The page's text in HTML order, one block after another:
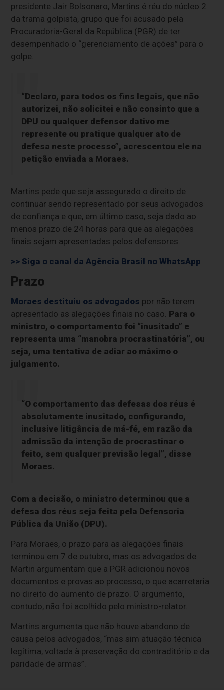
presidente Jair Bolsonaro, Martins é réu do núcleo 2
da trama golpista, grupo que foi acusado pela
Procuradoria-Geral da República (PGR) de ter
desempenhado o “gerenciamento de ações” para o
golpe.
“Declaro, para todos os fins legais, que não
autorizei, não solicitei e não consinto que a
DPU ou qualquer defensor dativo me
represente ou pratique qualquer ato de
defesa neste processo”, acrescentou ele na
petição enviada a Moraes.
Martins pede que seja assegurado o direito de
continuar sendo representado por seus advogados
de confiança e que, em último caso, seja dado ao
menos prazo de 24 horas para que as alegações
finais sejam apresentadas pelos defensores.
>> Siga o canal daAgência Brasil no WhatsApp
Prazo
Moraes destituiu os advogados por não terem
apresentado as alegações finais no caso. Para o
ministro, o comportamento foi “inusitado” e
representa uma “manobra procrastinatória”, ou
seja, uma tentativa de adiar ao máximo o
julgamento.
“O comportamento das defesas dos réus é
absolutamente inusitado, configurando,
inclusive litigância de má-fé, em razão da
admissão da intenção de procrastinar o
feito, sem qualquer previsão legal”, disse
Moraes.
Com a decisão, o ministro determinou que a
defesa dos réus seja feita pela Defensoria
Pública da União (DPU).
Para Moraes, o prazo para as alegações finais
terminou em 7 de outubro, mas os advogados de
Martin argumentam que a PGR adicionou novos
documentos e provas ao processo, o que acarretaria
no direito do aumento de prazo. O argumento,
contudo, não foi acolhido pelo ministro-relator.
Martins argumenta que não houve abandono de
causa pelos advogados, “mas sim atuação técnica
legítima, voltada à preservação do contraditório e da
paridade de armas”.